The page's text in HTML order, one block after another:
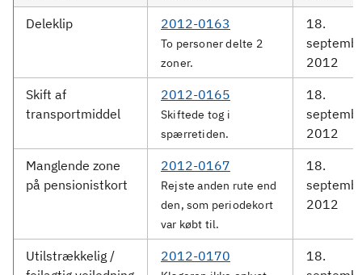
Deleklip
2012-0163
To personer delte 2
zoner.
18.
2012
Skift af
transportmiddel
2012-0165
Skiftede tog i
spærretiden.
18.
2012
Manglende zone
på pensionistkort
2012-0167
Rejste anden rute end
den, som periodekort
var købt til.
18.
2012
Utilstrækkelig /
2012-0170
18.